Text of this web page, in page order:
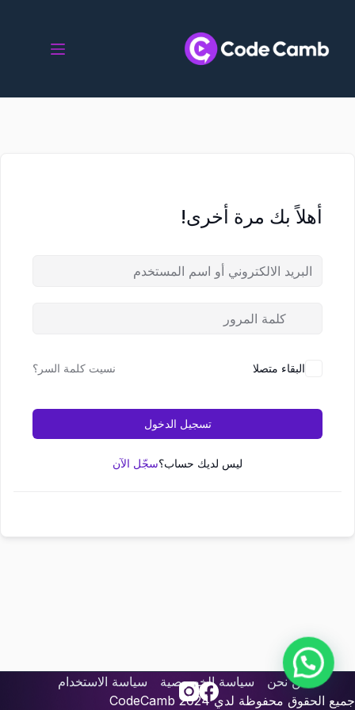
أهلاً بك مرة أخرى!
البقاء متصلا نسيت كلمة السر؟
تسجيل الدخول
ليس لديك حساب؟سجّل الآن
من نحن سياسة الخصوصية
سياسة الاستخدام
جميع الحقوق محفوظة لدي
CodeCamb 2024